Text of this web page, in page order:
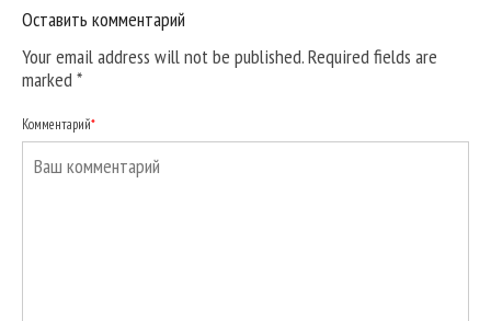
Оставить комментарий
Your email address will not be published. Required fields are
marked*
Комментарий*